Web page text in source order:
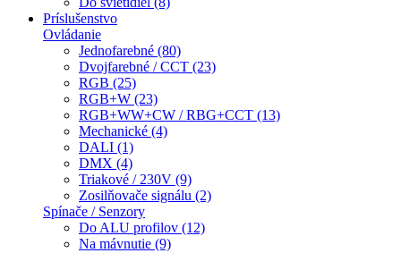
Príslušenstvo
Ovládanie
Jednofarebné (80)
Dvojfarebné / CCT (23)
RGB (25)
RGB+W (23)
RGB+WW+CW / RBG+CCT (13)
Mechanické (4)
DALI (1)
DMX (4)
Triakové / 230V (9)
Zosilňovače signálu (2)
Spínače / Senzory
Do ALU profilov (12)
Na mávnutie (9)